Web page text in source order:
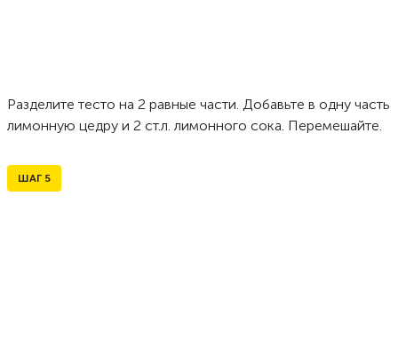
Разделите тесто на 2 равные части. Добавьте в одну часть
лимонную цедру и 2 ст.л. лимонного сока. Перемешайте.
ШАГ 5